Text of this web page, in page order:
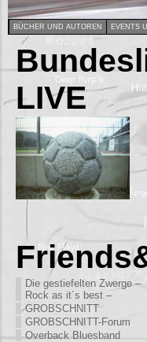
BÜCHER UND AUTOREN EVENTS
LIVE
Die gestiefelten Zwerge –
Rock as it´s best –
GROBSCHNITT
GROBSCHNITT-Forum
Overback Bluesband